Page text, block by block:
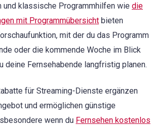
klassische Programmhilfen wie die
mit Programmübersicht bieten
mit der du das Programm
oder die kommende Woche im Blick
deine Fernsehabende langfristig planen.
für Streaming-Dienste ergänzen
und ermöglichen günstige
wenn du Fernsehen kostenlos